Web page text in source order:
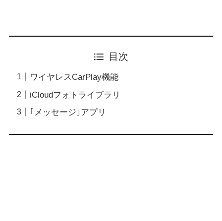
目次
ワイヤレスCarPlay機能
iCloudフォトライブラリ
｢メッセージ｣アプリ